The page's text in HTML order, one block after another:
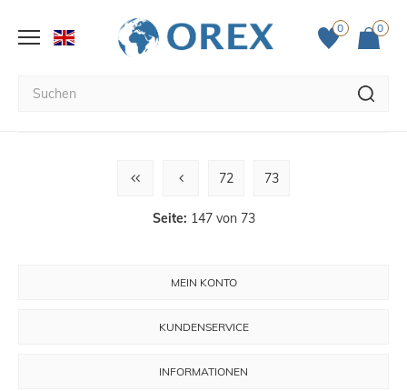
0 0
72 73
Seite: 147 von 73
MEIN KONTO
KUNDENSERVICE
INFORMATIONEN